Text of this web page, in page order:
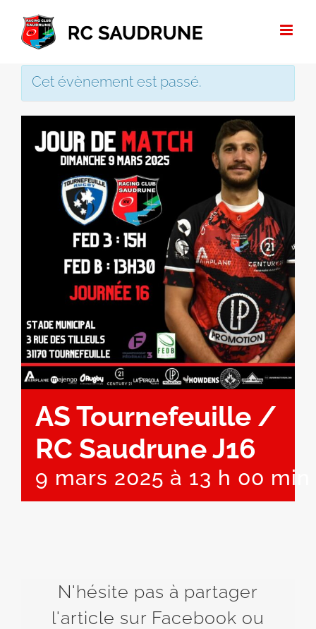
Passer
contenu
Cet évènement est passé.
AS Tournefeuille /
RC Saudrune J16
9 mars 2025 à 13 h 00 min
N'hésite pas à partager
l'article sur Facebook ou